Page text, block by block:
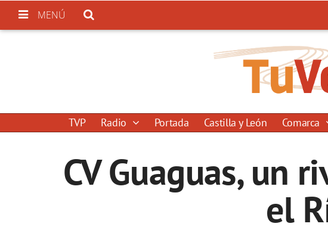
MENÚ
TVP Radio Portada Castilla y León Comarca
CV Guaguas, un
el